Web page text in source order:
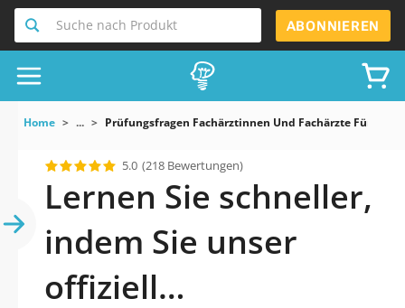
Suche nach Produkt ABONNIEREN
Home ... Prüfungsfragen Fachärztinnen Und Fachärzte Für
5.0 (218 Bewertungen)
Lernen Sie schneller,
indem Sie unser
offiziell